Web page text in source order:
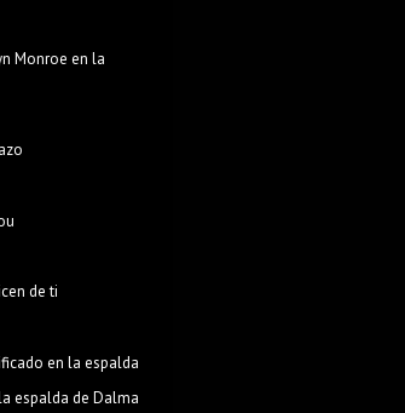
Monroe en la
de ti
en la espalda
espalda de Dalma